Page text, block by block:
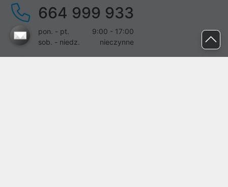
664 999 933
pon. - pt.
9:00 - 17:00
sob. - niedz.
nieczynne